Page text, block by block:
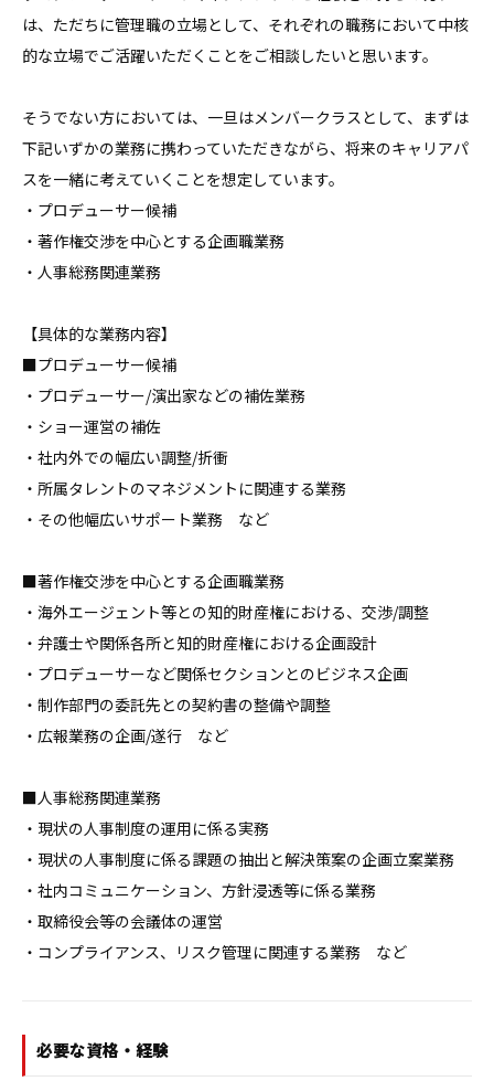
は、ただちに管理職の立場として、それぞれの職務において中核
的な立場でご活躍いただくことをご相談したいと思います。
そうでない方においては、一旦はメンバークラスとして、まずは
下記いずかの業務に携わっていただきながら、将来のキャリアパ
スを一緒に考えていくことを想定しています。
・プロデューサー候補
・著作権交渉を中心とする企画職業務
・人事総務関連業務
【具体的な業務内容】
■プロデューサー候補
・プロデューサー/演出家などの補佐業務
・ショー運営の補佐
・社内外での幅広い調整/折衝
・所属タレントのマネジメントに関連する業務
・その他幅広いサポート業務　など
■著作権交渉を中心とする企画職業務
・海外エージェント等との知的財産権における、交渉/調整
・弁護士や関係各所と知的財産権における企画設計
・プロデューサーなど関係セクションとのビジネス企画
・制作部門の委託先との契約書の整備や調整
・広報業務の企画/遂行　など
■人事総務関連業務
・現状の人事制度の運用に係る実務
・現状の人事制度に係る課題の抽出と解決策案の企画立案業務
・社内コミュニケーション、方針浸透等に係る業務
・取締役会等の会議体の運営
・コンプライアンス、リスク管理に関連する業務　など
必要な資格・経験